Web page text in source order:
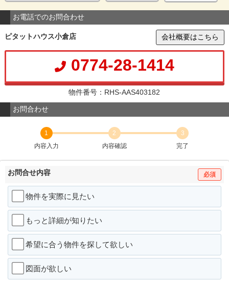
お電話でのお問合わせ
ピタットハウス小倉店 会社概要はこちら
0774-28-1414
物件番号：RHS-AAS403182
お問合わせ
1
内容入力
2
内容確認
3
完了
お問合せ内容 必須
物件を実際に見たい
もっと詳細が知りたい
希望に合う物件を探して欲しい
図面が欲しい